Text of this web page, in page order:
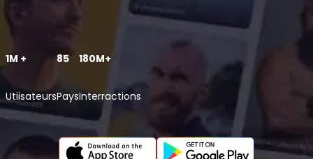
1M +
Utiisateurs
85
Pays
180M+
Interractions